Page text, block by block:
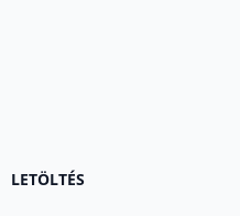
LETÖLTÉS